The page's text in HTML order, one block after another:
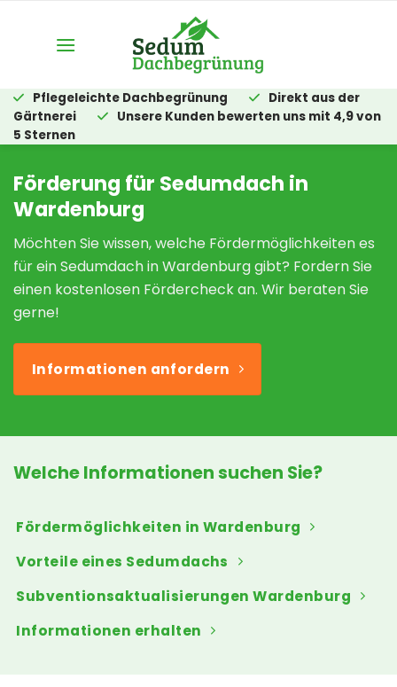
springen
Pflegeleichte Dachbegrünung
Direkt aus der
Gärtnerei
Unsere Kunden bewerten uns mit 4,9 von
5 Sternen
Förderung für Sedumdach in
Wardenburg
Möchten Sie wissen, welche Fördermöglichkeiten es
für ein Sedumdach in Wardenburg gibt? Fordern Sie
einen kostenlosen Fördercheck an. Wir beraten Sie
gerne!
Informationen anfordern
Welche Informationen suchen Sie?
Fördermöglichkeiten in Wardenburg
Vorteile eines Sedumdachs
Subventionsaktualisierungen Wardenburg
Informationen erhalten